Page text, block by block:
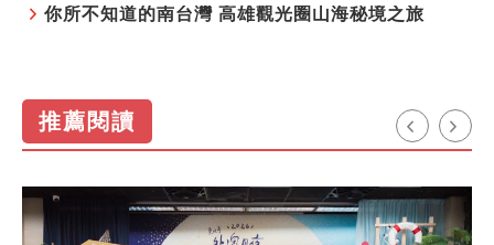
你所不知道的南台灣 高雄觀光圈山海秘境之旅
推薦閱讀